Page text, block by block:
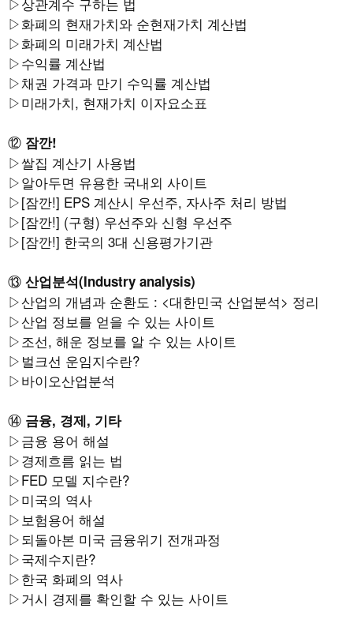
▷화폐의 현재가치와 순현재가치 계산법
▷화폐의 미래가치 계산법
▷수익률 계산법
▷채권 가격과 만기 수익률 계산법
▷미래가치, 현재가치 이자요소표
⑫ 잠깐!
▷쌀집 계산기 사용법
▷알아두면 유용한 국내외 사이트
▷[잠깐!] EPS 계산시 우선주, 자사주 처리 방법
▷[잠깐!] (구형) 우선주와 신형 우선주
▷[잠깐!] 한국의 3대 신용평가기관
⑬ 산업분석(Industry analysis)
▷산업의 개념과 순환도 : <대한민국 산업분석> 정리
▷산업 정보를 얻을 수 있는 사이트
▷조선, 해운 정보를 알 수 있는 사이트
▷ 벌크선 운임지수란?
▷바이오산업분석
⑭ 금융, 경제, 기타
▷금융 용어 해설
▷경제흐름 읽는 법
▷FED 모델 지수란?
▷미국의 역사
▷ 보험용어 해설
▷되돌아본 미국 금융위기 전개과정
▷국제수지란?
▷한국 화폐의 역사
▷거시 경제를 확인할 수 있는 사이트